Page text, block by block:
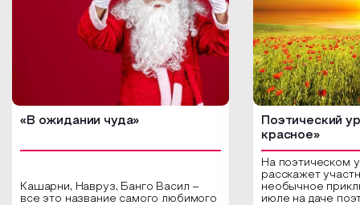
«В ожидании чуда»
Кашарни, Навруз, Банго Васил –
все это название самого любимого
Поэтический
красное»
На поэтическом
расскажет
необычное
июле на даче